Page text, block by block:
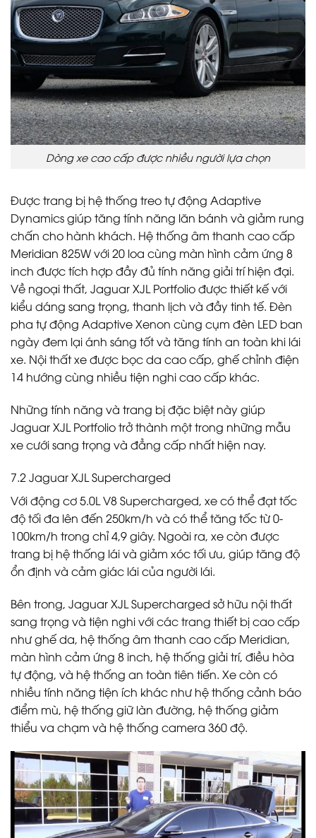
Dòng xe cao cấp được nhiều người lựa chọn
Được trang bị hệ thống treo tự động Adaptive
Dynamics giúp tăng tính năng lăn bánh và giảm rung
chấn cho hành khách. Hệ thống âm thanh cao cấp
Meridian 825W với 20 loa cùng màn hình cảm ứng 8
inch được tích hợp đầy đủ tính năng giải trí hiện đại.
Về ngoại thất, Jaguar XJL Portfolio được thiết kế với
kiểu dáng sang trọng, thanh lịch và đầy tinh tế. Đèn
pha tự động Adaptive Xenon cùng cụm đèn LED ban
ngày đem lại ánh sáng tốt và tăng tính an toàn khi lái
xe. Nội thất xe được bọc da cao cấp, ghế chỉnh điện
14 hướng cùng nhiều tiện nghi cao cấp khác.
Những tính năng và trang bị đặc biệt này giúp
Jaguar XJL Portfolio trở thành một trong những mẫu
xe cưới sang trọng và đẳng cấp nhất hiện nay.
7.2 Jaguar XJL Supercharged
Với động cơ 5.0L V8 Supercharged, xe có thể đạt tốc
độ tối đa lên đến 250km/h và có thể tăng tốc từ 0-
100km/h trong chỉ 4,9 giây. Ngoài ra, xe còn được
trang bị hệ thống lái và giảm xóc tối ưu, giúp tăng độ
ổn định và cảm giác lái của người lái.
Bên trong, Jaguar XJL Supercharged sở hữu nội thất
sang trọng và tiện nghi với các trang thiết bị cao cấp
như ghế da, hệ thống âm thanh cao cấp Meridian,
màn hình cảm ứng 8 inch, hệ thống giải trí, điều hòa
tự động, và hệ thống an toàn tiên tiến. Xe còn có
nhiều tính năng tiện ích khác như hệ thống cảnh báo
điểm mù, hệ thống giữ làn đường, hệ thống giảm
thiểu va chạm và hệ thống camera 360 độ.